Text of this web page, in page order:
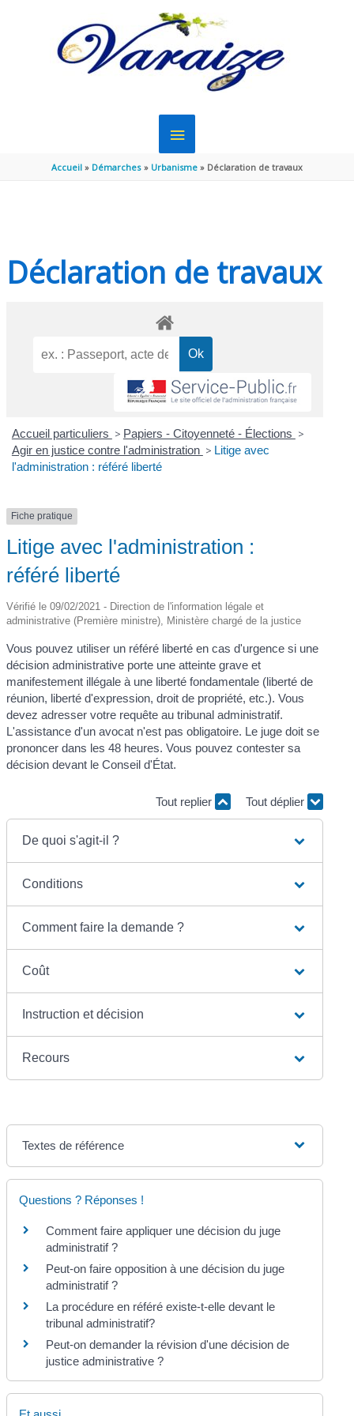
MENU
PRINCIPAL
Accueil Démarches Urbanisme Déclaration de travaux
Déclaration de travaux
Accueil particuliers > Papiers - Citoyenneté - Élections >
Agir en justice contre l'administration > Litige avec
l'administration : référé liberté
Fiche pratique
Litige avec l'administration :
référé liberté
Vérifié le 09/02/2021 - Direction de l'information légale et
administrative (Première ministre), Ministère chargé de la justice
Vous pouvez utiliser un référé liberté en cas d'urgence si une
décision administrative porte une atteinte grave et
manifestement illégale à une liberté fondamentale (liberté de
réunion, liberté d'expression, droit de propriété, etc.). Vous
devez adresser votre requête au tribunal administratif.
L'assistance d'un avocat n'est pas obligatoire. Le juge doit se
prononcer dans les 48 heures. Vous pouvez contester sa
décision devant le Conseil d'État.
Tout replier Tout déplier
De quoi s'agit-il ?
Conditions
Comment faire la demande ?
Coût
Instruction et décision
Recours
Textes de référence
Questions ? Réponses !
Comment faire appliquer une décision du juge
administratif ?
Peut-on faire opposition à une décision du juge
administratif ?
La procédure en référé existe-t-elle devant le
tribunal administratif?
Peut-on demander la révision d'une décision de
justice administrative ?